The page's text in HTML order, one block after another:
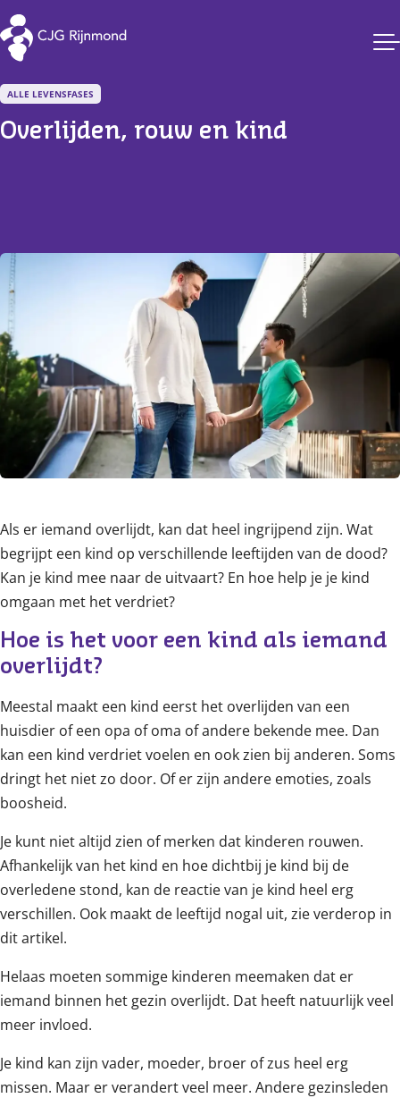
CJG Rijnmond
ALLE LEVENSFASES
Overlijden, rouw en kind
Als er iemand overlijdt, kan dat heel ingrijpend zijn. Wat
begrijpt een kind op verschillende leeftijden van de dood?
Kan je kind mee naar de uitvaart? En hoe help je je kind
omgaan met het verdriet?
Hoe is het voor een kind als iemand
overlijdt?
Meestal maakt een kind eerst het overlijden van een
huisdier of een opa of oma of andere bekende mee. Dan
kan een kind verdriet voelen en ook zien bij anderen. Soms
dringt het niet zo door. Of er zijn andere emoties, zoals
boosheid.
Je kunt niet altijd zien of merken dat kinderen rouwen.
Afhankelijk van het kind en hoe dichtbij je kind bij de
overledene stond, kan de reactie van je kind heel erg
verschillen. Ook maakt de leeftijd nogal uit, zie verderop in
dit artikel.
Helaas moeten sommige kinderen meemaken dat er
iemand binnen het gezin overlijdt. Dat heeft natuurlijk veel
meer invloed.
Je kind kan zijn vader, moeder, broer of zus heel erg
missen. Maar er verandert veel meer. Andere gezinsleden